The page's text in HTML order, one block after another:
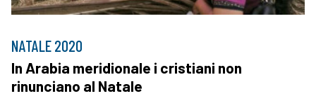
NATALE 2020
In Arabia meridionale i cristiani non
rinunciano al Natale